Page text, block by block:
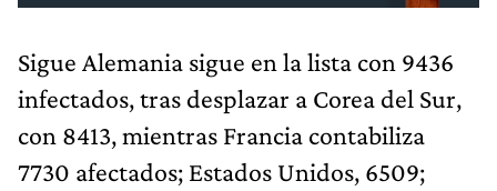
Sigue Alemania sigue en la lista con 9436
infectados, tras desplazar a Corea del Sur,
con 8413, mientras Francia contabiliza
7730 afectados; Estados Unidos, 6509;